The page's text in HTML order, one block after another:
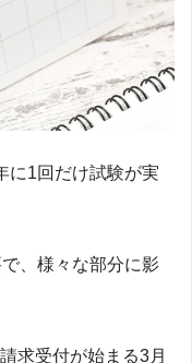
に1回だけ試験が実
、様々な部分に影
求受付が始まる3月